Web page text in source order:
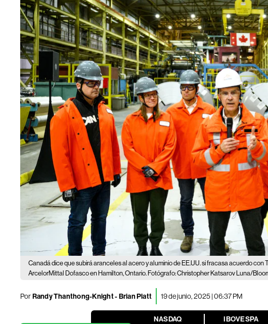
Canadá dice que subirá aranceles al acero y aluminio de EE.UU. si fracasa acuerdo con
ArcelorMittal Dofasco en Hamilton, Ontario. Fotógrafo: Christopher Katsarov Luna/
PorRandy Thanthong-Knight - Brian Platt 19 de junio, 2025 | 06:37 PM
NASDAQ IBOVESPA